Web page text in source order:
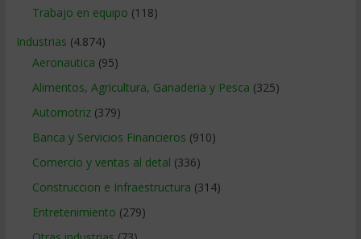
Trabajo en equipo (118)
Industrias (4.874)
Aeronautica (95)
Alimentos, Agricultura, Ganaderia y Pesca (325)
Automotriz(379)
Banca y Servicios Financieros (910)
Comercio y ventas al detal (336)
Construccion e Infraestructura (314)
Entretenimiento (279)